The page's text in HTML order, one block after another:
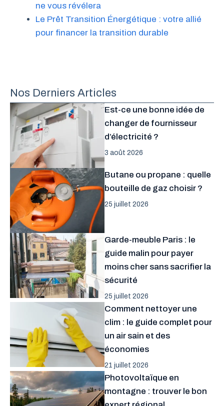
ne vous révélera
Le Prêt Transition Énergétique : votre allié
pour financer la transition durable
Nos Derniers Articles
Est-ce une bonne idée de
changer de fournisseur
d’électricité ?
3 août 2026
Butane ou propane : quelle
bouteille de gaz choisir ?
25 juillet 2026
Garde-meuble Paris : le
guide malin pour payer
moins cher sans sacrifier la
sécurité
25 juillet 2026
Comment nettoyer une
clim : le guide complet pour
un air sain et des
économies
21 juillet 2026
Photovoltaïque en
montagne : trouver le bon